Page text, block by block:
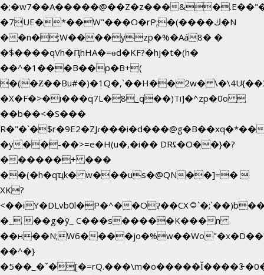
�;�w7��A�����@��Z�z���
�7UE�*��W"���O�rP;�(����ڬ�N
��n�;W����yzp�%�Aá8� �
�$����qVh�ԤhHA�=ɵd�KF?�hj�t�(h�
��^�1���B��p�B+(
�(�Ƶ��Bu#�)�1Q�,`��H��2w�
�X�F�>�i���q7L�8_q��)Ti]�^zp�0o 
��b��<�S���
�y��-��>=e�H(u�,�i�� DRʢ�O��}�?
������+ ���
��(�h�qҵk� w���us�@QN��]=� 
XK?
<��iY�DLvb0l�P�^��Oʔ��CX۝`�;`��)b���'�p�&v5(�
�_ ��g�ӯ_ C���s�����K���n
��н��N;W6����jo�%w��Wo
��^�}
�5��